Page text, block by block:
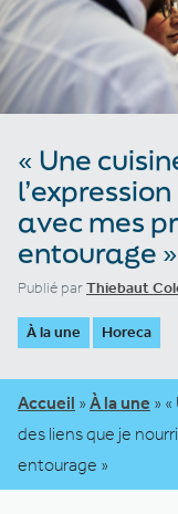
« Une
avec mes
entourage »
Publié parThiebaut
À la une Horeca
Accueil » À la une »
des liens que je
entourage »